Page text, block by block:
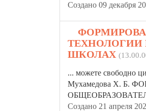
Создано 09 декабря
ТЕХНОЛОГИИ В
ШКОЛАХ
... можете свободно
Мухамедова Х.
ОБЩЕ
Создано 21 апреля